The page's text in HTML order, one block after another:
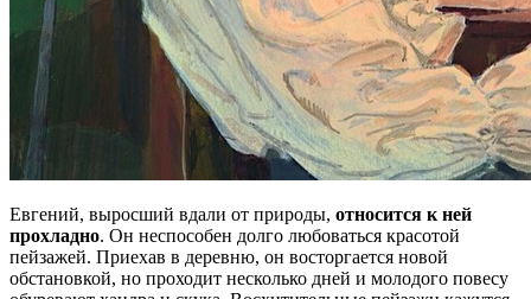
Евгений, выросший вдали от природы, относится к ней
прохладно. Он неспособен долго любоваться красотой
пейзажей. Приехав в деревню, он восторгается новой
обстановкой, но проходит несколько дней и молодого повесу